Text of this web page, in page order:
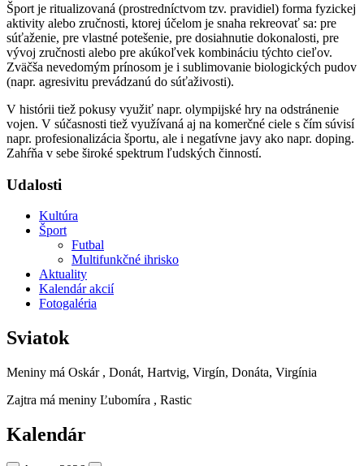
Šport je ritualizovaná (prostredníctvom tzv. pravidiel) forma fyzickej
aktivity alebo zručnosti, ktorej účelom je snaha rekreovať sa: pre
súťaženie, pre vlastné potešenie, pre dosiahnutie dokonalosti, pre
vývoj zručnosti alebo pre akúkoľvek kombináciu týchto cieľov.
Zväčša nevedomým prínosom je i sublimovanie biologických pudov
(napr. agresivitu prevádzanú do súťaživosti).
V histórii tiež pokusy využiť napr. olympijské hry na odstránenie
vojen. V súčasnosti tiež využívaná aj na komerčné ciele s čím súvisí
napr. profesionalizácia športu, ale i negatívne javy ako napr. doping.
Zahŕňa v sebe široké spektrum ľudských činností.
Udalosti
Kultúra
Šport
Futbal
Multifunkčné ihrisko
Aktuality
Kalendár akcií
Fotogaléria
Sviatok
Meniny má Oskár , Donát, Hartvig, Virgín, Donáta, Virgínia
Zajtra má meniny Ľubomíra , Rastic
Kalendár